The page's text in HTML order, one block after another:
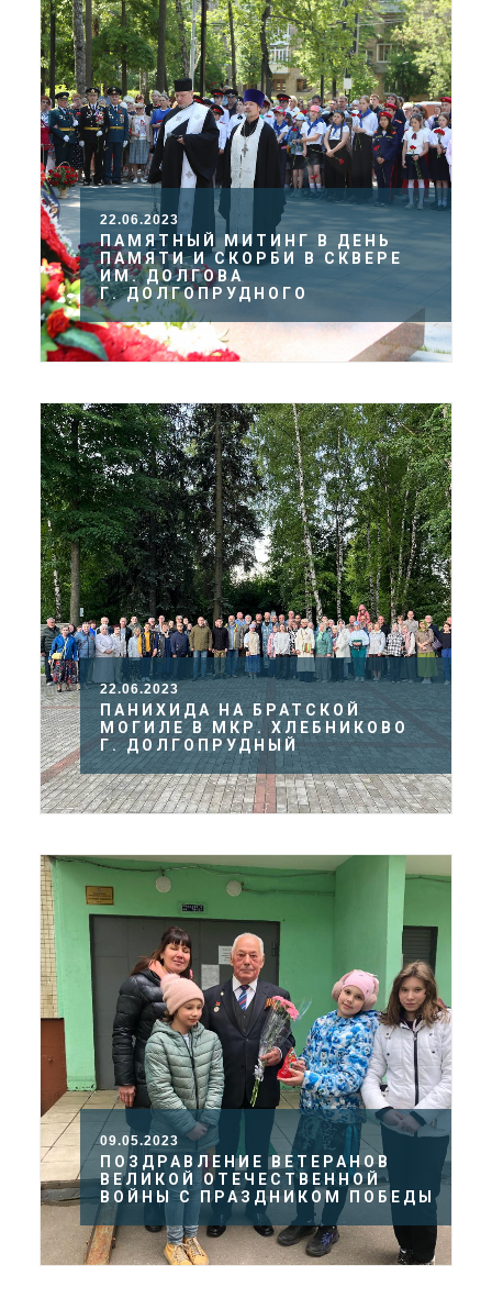
22.06.2023
ПАМЯТНЫЙ МИТИНГ В ДЕНЬ
ПАМЯТИ И СКОРБИ В СКВЕРЕ
ИМ. ДОЛГОВА
Г. ДОЛГОПРУДНОГО
22.06.2023
ПАНИХИДА НА БРАТСКОЙ
МОГИЛЕ В МКР. ХЛЕБНИКОВО
Г. ДОЛГОПРУДНЫЙ
09.05.2023
ПОЗДРАВЛЕНИЕ ВЕТЕРАНОВ
ВЕЛИКОЙ ОТЕЧЕСТВЕННОЙ
ВОЙНЫ С ПРАЗДНИКОМ ПОБЕДЫ